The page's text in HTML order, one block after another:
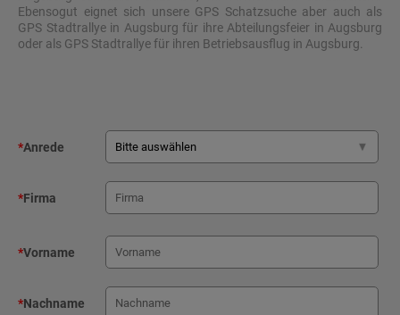
Ebensogut eignet sich unsere GPS Schatzsuche aber auch als
GPS Stadtrallye in Augsburg für ihre Abteilungsfeier in Augsburg
oder als GPS Stadtrallye für ihren Betriebsausflug in Augsburg.
*Anrede
*Firma
*Vorname
*Nachname